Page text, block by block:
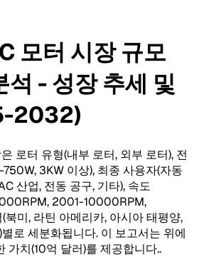
모터 시장 규모
석 - 성장 추세 및
2032)
로터 유형(내부 로터, 외부 로터), 전
3KW 이상), 최종 사용자(자동
산업, 전동 공구, 기타), 속도
2001-10000RPM,
미, 라틴 아메리카, 아시아 태평양,
로 세분화됩니다. 이 보고서는 위에
가치(10억 달러)를 제공합니다..